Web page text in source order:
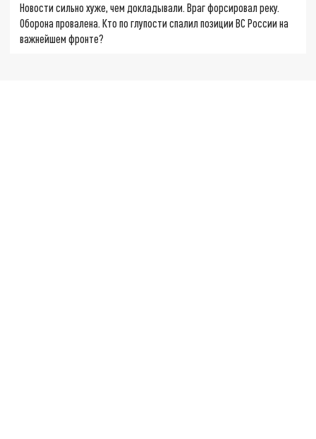
Новости сильно хуже, чем докладывали. Враг форсировал реку.
Оборона провалена. Кто по глупости спалил позиции ВС России на
важнейшем фронте?